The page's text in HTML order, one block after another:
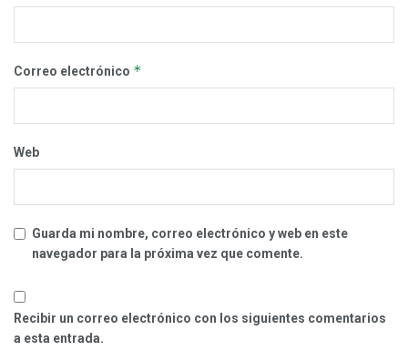
Correo electrónico *
Web
Guarda mi nombre, correo electrónico y web en este
navegador para la próxima vez que comente.
Recibir un correo electrónico con los siguientes comentarios
a esta entrada.